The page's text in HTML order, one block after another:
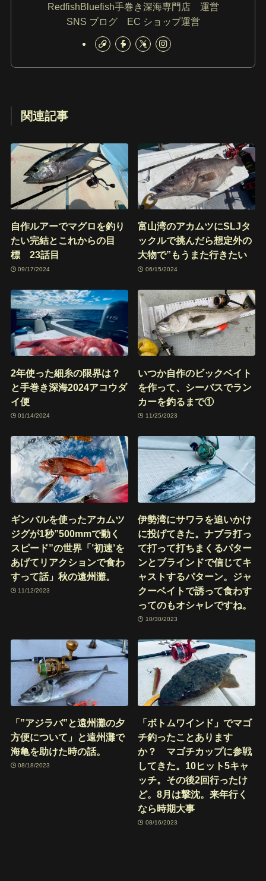
RedfishBluefish手巻き深海専門店 運営
SNS ブログ EC ショップ運営
関連記事
自作ルアーでマグロを釣り
たい完結とこれからの目
標 23話目
09/17/2024
富山湾のアカムツにSLJタ
ックルで挑んだら想定外の
大物で”もうまた行きたい
06/15/2024
2年使った細糸の限界は？
と手巻き深海2024アコウダ
イ便
01/14/2024
いつか自作のビックベイト
を作って、シーバスでラン
カーを釣るまで①
11/25/2023
ギンバルを使ったアカムツ
ジグが1秒”500mmで動く
スピード”の世界「’初速’を
あげてリアクションで食わ
すって話」秋の遠州灘。
11/12/2023
伊勢湾にサワラを追いかけ
に投げてきた。ナブラ打っ
て打って打ちまくるパター
ンとブラインドで信じてキ
ャストするパターン。ジャ
クーベイトで誘って食わす
ってのもオシャレですね。
10/30/2023
「”アジラバ”と遠州灘の夕
方便について」と遠州灘で
海亀を助けた時の話。
08/18/2023
「ボトムワインド」でマゴ
チ釣ったことあります
か？ マゴチカップに参戦
してきた。10ヒット5キャ
ッチ。その後2回行ったけ
ど。8月は撃沈。来年行く
なら時期大事
08/16/2023